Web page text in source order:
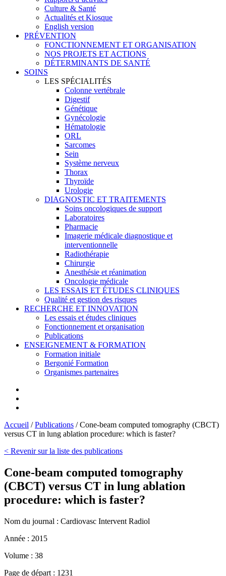
Culture & Santé
Actualités et Kiosque
English version
PRÉVENTION
FONCTIONNEMENT ET ORGANISATION
NOS PROJETS ET ACTIONS
DÉTERMINANTS DE SANTÉ
SOINS
LES SPÉCIALITÉS
Colonne vertébrale
Digestif
Génétique
Gynécologie
Hématologie
ORL
Sarcomes
Sein
Système nerveux
Thorax
Thyroïde
Urologie
DIAGNOSTIC ET TRAITEMENTS
Soins oncologiques de support
Laboratoires
Pharmacie
Imagerie médicale diagnostique et
interventionnelle
Radiothérapie
Chirurgie
Anesthésie et réanimation
Oncologie médicale
LES ESSAIS ET ÉTUDES CLINIQUES
Qualité et gestion des risques
RECHERCHE ET INNOVATION
Les essais et études cliniques
Fonctionnement et organisation
Publications
ENSEIGNEMENT & FORMATION
Formation initiale
Bergonié Formation
Organismes partenaires
Accueil /Publications /Cone-beam computed tomography (CBCT)
versus CT in lung ablation procedure: which is faster?
< Revenir sur la liste des publications
Cone-beam computed tomography
(CBCT) versus CT in lung ablation
procedure: which is faster?
Nom du journal : Cardiovasc Intervent Radiol
Année : 2015
Volume : 38
Page de départ : 1231